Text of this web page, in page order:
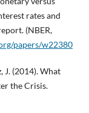
rates and
(NBER,
papers/w22380
J. (2014). What
the Crisis.